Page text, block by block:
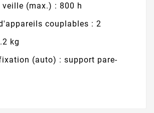
veille (max.) : 800 h
couplables : 2
kg
(auto) : support pare-